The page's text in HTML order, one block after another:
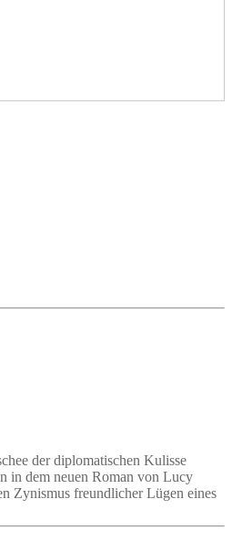
der diplomatischen Kulisse
in dem neuen Roman von Lucy
Zynismus freundlicher Lügen eines